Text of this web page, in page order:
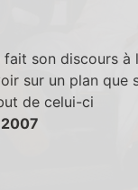
fait son discours
sur un plan que
de celui-ci